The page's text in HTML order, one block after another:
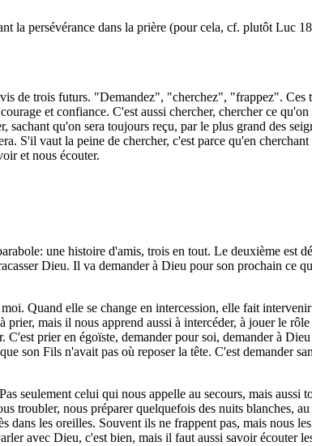
la persévérance dans la prière (pour cela, cf. plutôt Luc
de trois futurs. "Demandez", "cherchez", "frappez".
et confiance. C'est aussi chercher, chercher ce
sachant qu'on sera toujours reçu, par le plus grand des
S'il vaut la peine de chercher, c'est parce qu'en
et nous écouter.
une histoire d'amis, trois en tout. Le deuxième est
Dieu. Il va demander à Dieu pour son prochain ce
Quand elle se change en intercession, elle fait
prier, mais il nous apprend aussi à intercéder, à jouer le
C'est prier en égoïste, demander pour soi, demander à
son Fils n'avait pas où reposer la tête. C'est demander
seulement celui qui nous appelle au secours, mais
troubler, nous préparer quelquefois des nuits blanches,
dans les oreilles. Souvent ils ne frappent pas, mais nous
avec Dieu, c'est bien, mais il faut aussi savoir écouter